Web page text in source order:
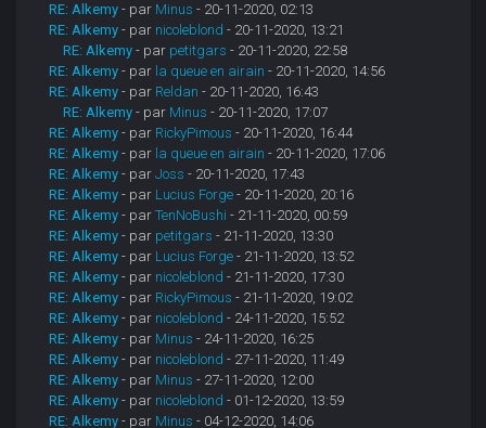
RE: Alkemy - par Minus - 20-11-2020, 02:13
RE: Alkemy - par nicoleblond - 20-11-2020, 13:21
RE: Alkemy - par petitgars - 20-11-2020, 22:58
RE: Alkemy - par la queue en airain - 20-11-2020, 14:56
RE: Alkemy - par Reldan - 20-11-2020, 16:43
RE: Alkemy - par Minus - 20-11-2020, 17:07
RE: Alkemy - par RickyPimous - 20-11-2020, 16:44
RE: Alkemy - par la queue en airain - 20-11-2020, 17:06
RE: Alkemy - parJoss - 20-11-2020, 17:43
RE: Alkemy - par Lucius Forge - 20-11-2020, 20:16
RE: Alkemy - parTenNoBushi - 21-11-2020, 00:59
RE: Alkemy - par petitgars - 21-11-2020, 13:30
RE: Alkemy - par Lucius Forge - 21-11-2020, 13:52
RE: Alkemy - par nicoleblond - 21-11-2020, 17:30
RE: Alkemy - par RickyPimous - 21-11-2020, 19:02
RE: Alkemy - par nicoleblond - 24-11-2020, 15:52
RE: Alkemy - par Minus - 24-11-2020, 16:25
RE: Alkemy - par nicoleblond - 27-11-2020, 11:49
RE: Alkemy - par Minus - 27-11-2020, 12:00
RE: Alkemy - par nicoleblond - 01-12-2020, 13:59
RE: Alkemy - par Minus - 04-12-2020, 14:06